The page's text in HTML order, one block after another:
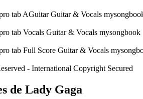
- International Copyright Secured
de Lady Gaga